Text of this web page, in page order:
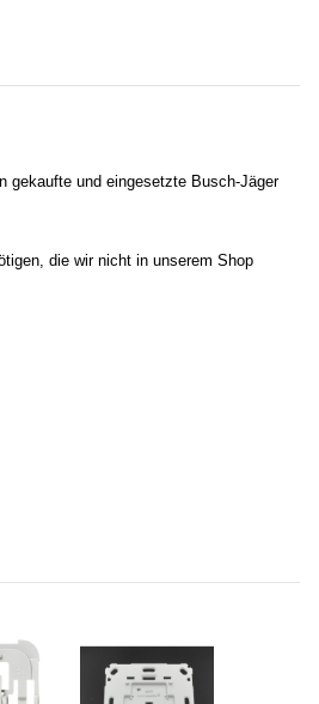
gekaufte und eingesetzte Busch-Jäger
die wir nicht in unserem Shop